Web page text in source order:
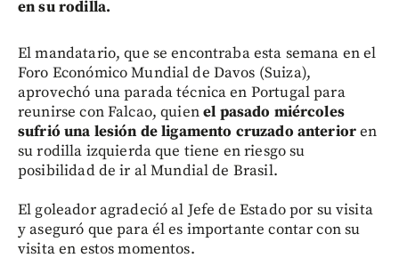
en su rodilla.
El mandatario, que se encontraba esta semana en el
Foro Económico Mundial de Davos (Suiza),
aprovechó una parada técnica en Portugal para
reunirse con Falcao, quienel pasado miércoles
sufrió una lesión de ligamento cruzado anterioren
su rodilla izquierda que tiene en riesgo su
posibilidad de ir al Mundial de Brasil.
El goleador agradeció al Jefe de Estado por su visita
y aseguró que para él es importante contar con su
visita en estos momentos.